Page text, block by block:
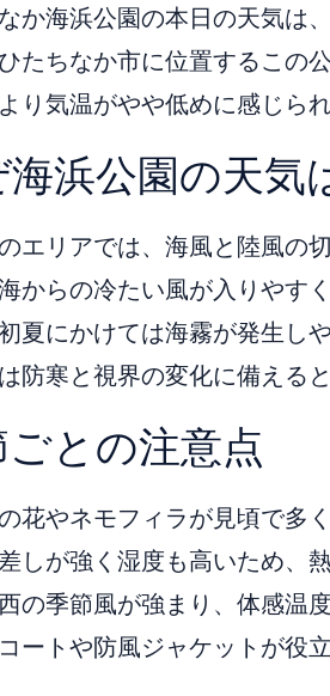
か海浜公園の本日の天気は
たちなか市に位置するこの
り気温がやや低めに感じら
海浜公園の天気
エリアでは、海風と陸風の
からの冷たい風が入りやす
夏にかけては海霧が発生し
防寒と視界の変化に備える
ごとの注意点
花やネモフィラが見頃で多
しが強く湿度も高いため、
の季節風が強まり、体感温
ートや防風ジャケットが役立